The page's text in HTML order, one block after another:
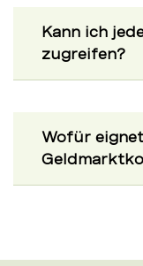
Kann ich
zugreifen?
Wofür